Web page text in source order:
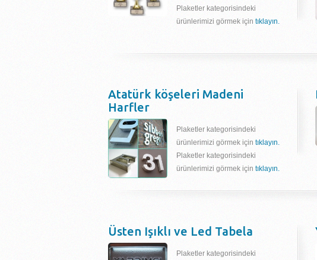
Plaketler kategorisindeki
ürünlerimizi görmek için tıklayın.
Atatürk köşeleri Madeni
Harfler
Plaketler kategorisindeki
ürünlerimizi görmek için tıklayın.
Plaketler kategorisindeki
ürünlerimizi görmek için tıklayın.
Üsten Işıklı ve Led Tabela
Plaketler kategorisindeki